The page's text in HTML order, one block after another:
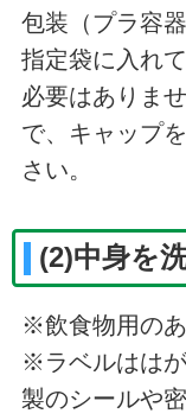
包装（プラ容
指定袋に入れ
必要はありま
で、キャップ
さい。
(2)中身を洗
※飲食物用のあ
※ラベルはは
製のシールや